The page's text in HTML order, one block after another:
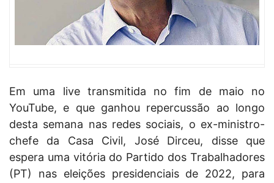
Em uma live transmitida no fim de maio no
YouTube, e que ganhou repercussão ao longo
desta semana nas redes sociais, o ex-ministro-
chefe da Casa Civil, José Dirceu, disse que
espera uma vitória do Partido dos Trabalhadores
(PT) nas eleições presidenciais de 2022, para